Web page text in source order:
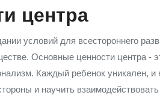
центра
условий для всестороннего
Основные ценности центра -
Каждый ребенок уникален, и
и научить